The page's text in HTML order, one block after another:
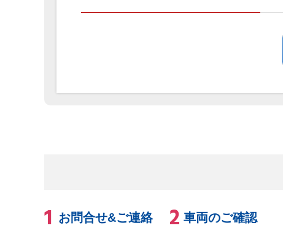
お問合せ&ご連絡 車両のご確認